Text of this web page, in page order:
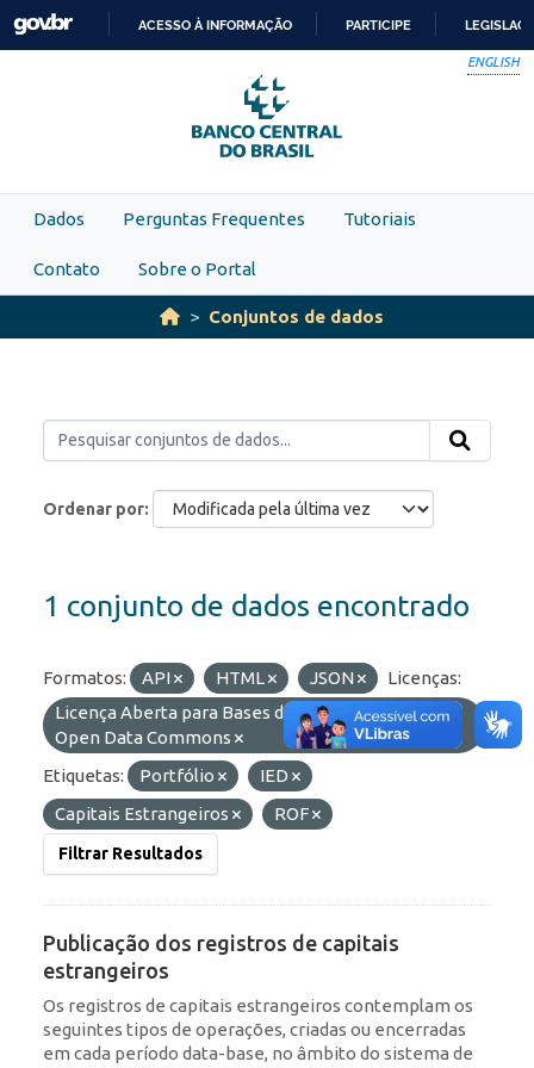
Skip to main content
PARA
O
CONTEÚDO
ACESSO À INFORMAÇÃO PARTICIPE
ENGLISH
Dados Perguntas Frequentes Tutoriais
Contato Sobre o Portal
Conjuntos de dados
Ordenar por
1 conjunto de dados encontrado
Formatos: API HTML JSON
Licenças:
Licença Aberta para Bases de Dados (ODbL) do
Open Data Commons
Etiquetas:
Portfólio
IED
Capitais Estrangeiros
ROF
Filtrar Resultados
Publicação dos registros de capitais
estrangeiros
Os registros de capitais estrangeiros contemplam os
seguintes tipos de operações, criadas ou encerradas
em cada período data-base, no âmbito do sistema de